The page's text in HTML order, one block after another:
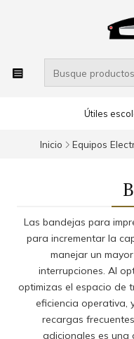
Útiles
Inicio Equipos
Las bandejas para
para incrementar la
manejar un
interrupciones. Al
optimizas el espacio de
eficiencia operativa,
recargas
adicionales es una